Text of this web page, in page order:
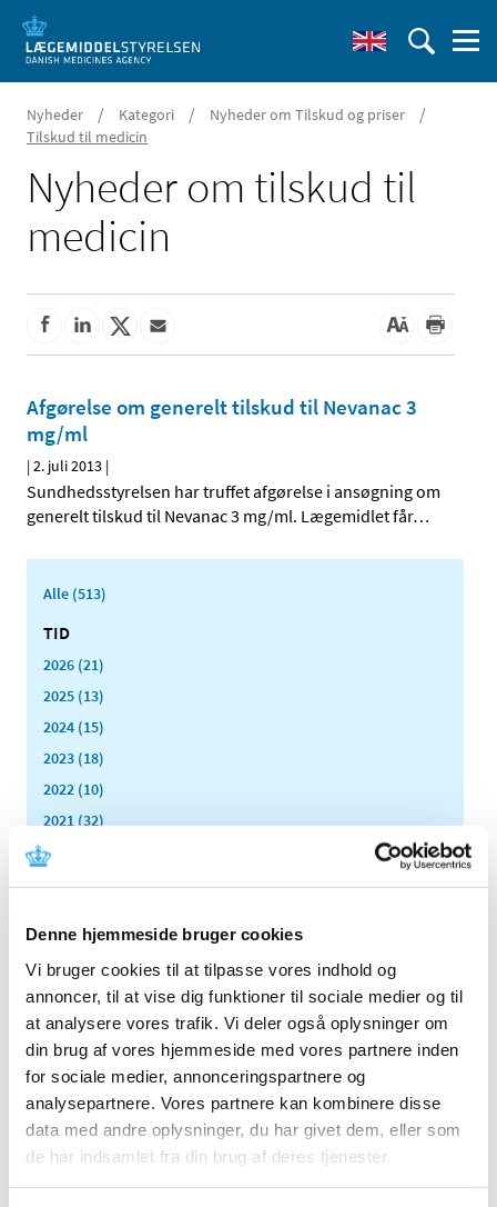
Denne hjemmeside bruger cookies
Vi bruger cookies til at tilpasse vores indhold og
annoncer, til at vise dig funktioner til sociale medier og til
at analysere vores trafik. Vi deler også oplysninger om
din brug af vores hjemmeside med vores partnere inden
for sociale medier, annonceringspartnere og
analysepartnere. Vores partnere kan kombinere disse
data med andre oplysninger, du har givet dem, eller som
de har indsamlet fra din brug af deres tjenester.
Nyheder / Kategori / Nyheder om Tilskud og priser /
Tilskud til medicin
Nyheder om tilskud til
medicin
Afgørelse om generelt tilskud til Nevanac 3
mg/ml
|2. juli 2013 |
Sundhedsstyrelsen har truffet afgørelse i ansøgning om
generelt tilskud til Nevanac 3 mg/ml. Lægemidlet får…
Alle (513)
TID
2026 (21)
2025 (13)
2024 (15)
2023 (18)
2022 (10)
2021 (32)
2020 (13)
2019 (41)
2017 (36)
2016 (48)
2015 (31)
2014 (44)
2013 (45)
december (4)
november (5)
oktober (3)
september (6)